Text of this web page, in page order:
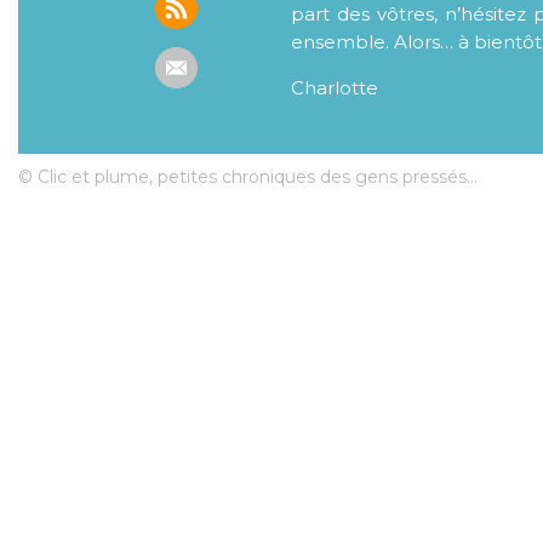
part des vôtres, n’hésitez
ensemble. Alors… à bientôt
Charlotte
© Clic et plume, petites chroniques des gens pressés...